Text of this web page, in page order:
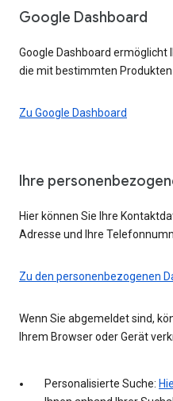
Google Dashboard
Google Dashboard ermöglicht
die mit bestimmten Produkten
Zu Google Dashboard
Ihre
Hier können Sie Ihre
Adresse und Ihre
Zu den personenbezogenen
Wenn Sie abgemeldet sind,
Ihrem Browser oder Gerät
Personalisierte Suche: